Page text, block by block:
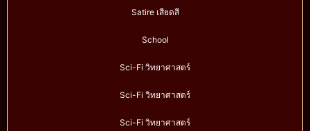
Satire เสียดสี
School
Sci-Fi วิทยาศาสตร์
Sci-Fi วิทยาศาสตร์
Sci-Fi วิทยาศาสตร์